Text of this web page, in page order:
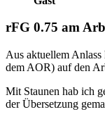
rFG 0.75 am
Aus aktuellem
dem AOR) auf den
Mit Staunen hab ich
der Übersetzung